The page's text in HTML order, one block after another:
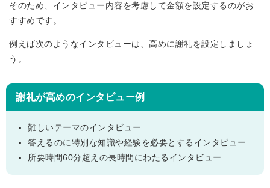
そのため、インタビュー内容を考慮して金額を設定するのがお
すすめです。
例えば次のようなインタビューは、高めに謝礼を設定しましょ
う。
謝礼が高めのインタビュー例
難しいテーマのインタビュー
答えるのに特別な知識や経験を必要とするインタビュー
所要時間60分超えの長時間にわたるインタビュー